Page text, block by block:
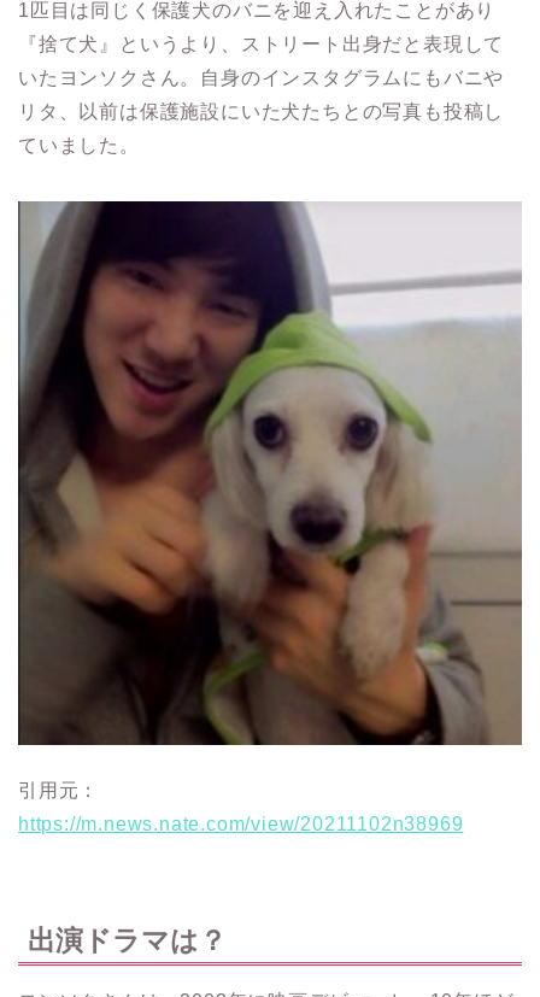
1匹目は同じく保護犬のバニを迎え入れたことがあり
『捨て犬』というより、ストリート出身だと表現して
いたヨンソクさん。
自身のインスタグラムにもバニや
リタ、以前は保護施設にいた犬たちとの写真も投稿し
ていました。
引用元：
https://m.news.nate.com/view/20211102n38969
出演ドラマは？